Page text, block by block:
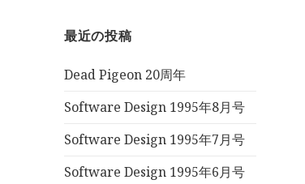
最近の投稿
Dead Pigeon 20周年
Software Design 1995年8月号
Software Design 1995年7月号
Software Design 1995年6月号